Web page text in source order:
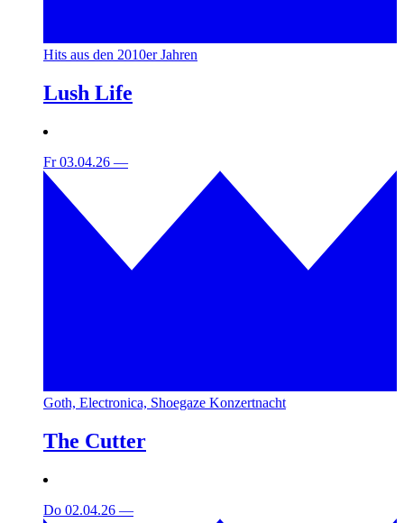
Hits aus den 2010er Jahren
Lush Life
Fr 03.04.26 —
Goth, Electronica, Shoegaze Konzertnacht
The Cutter
Do 02.04.26 —